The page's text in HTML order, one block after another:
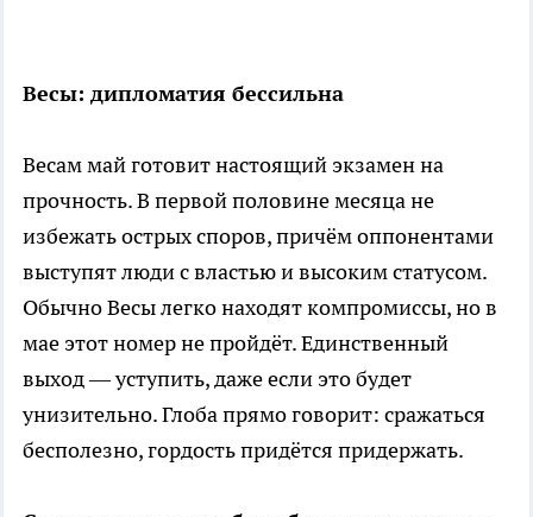
Весы: дипломатия бессильна
Весам май готовит настоящий экзамен на
прочность. В первой половине месяца не
избежать острых споров, причём оппонентами
выступят люди с властью и высоким статусом.
Обычно Весы легко находят компромиссы, но в
мае этот номер не пройдёт. Единственный
выход — уступить, даже если это будет
унизительно. Глоба прямо говорит: сражаться
бесполезно, гордость придётся придержать.